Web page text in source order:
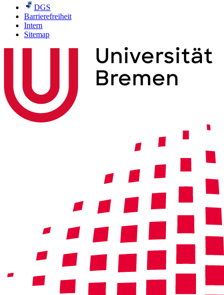
DGS
Barrierefreiheit
Intern
Sitemap